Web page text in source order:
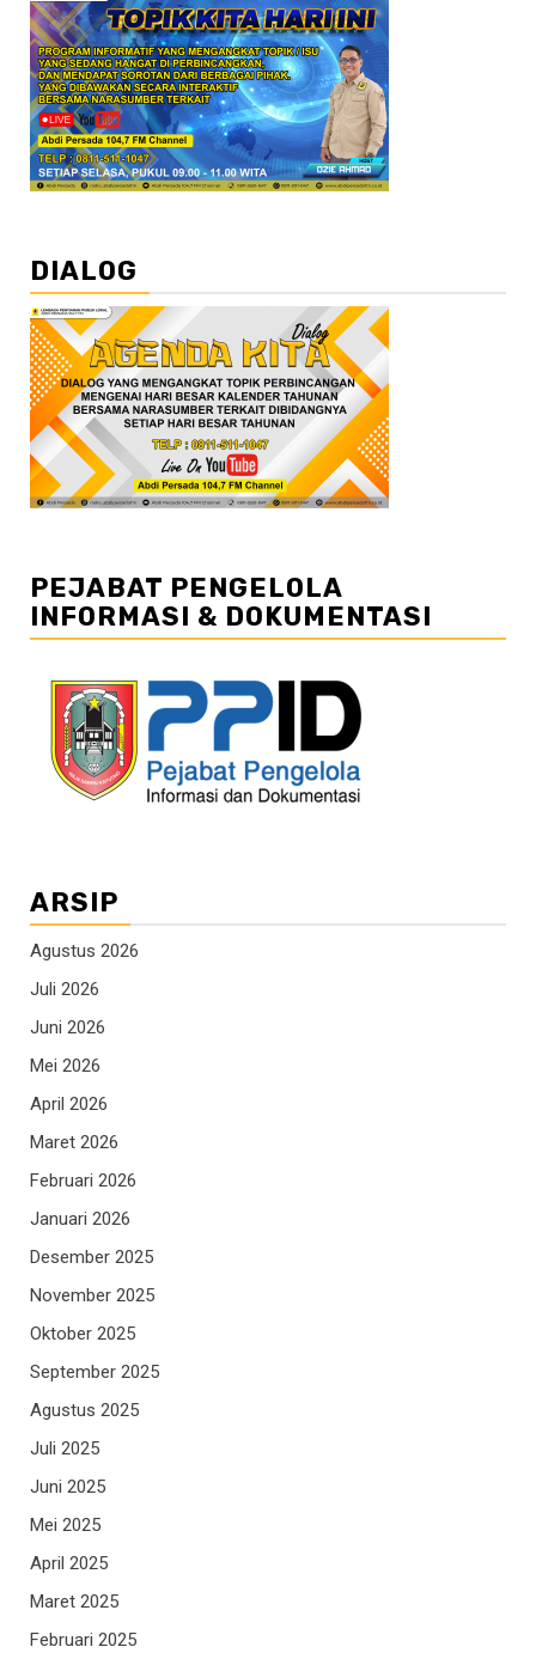
DIALOG
PEJABAT PENGELOLA
INFORMASI & DOKUMENTASI
ARSIP
Agustus 2026
Juli 2026
Juni 2026
Mei 2026
April 2026
Maret 2026
Februari 2026
Januari 2026
Desember 2025
November 2025
Oktober 2025
September 2025
Agustus 2025
Juli 2025
Juni 2025
Mei 2025
April 2025
Maret 2025
Februari 2025